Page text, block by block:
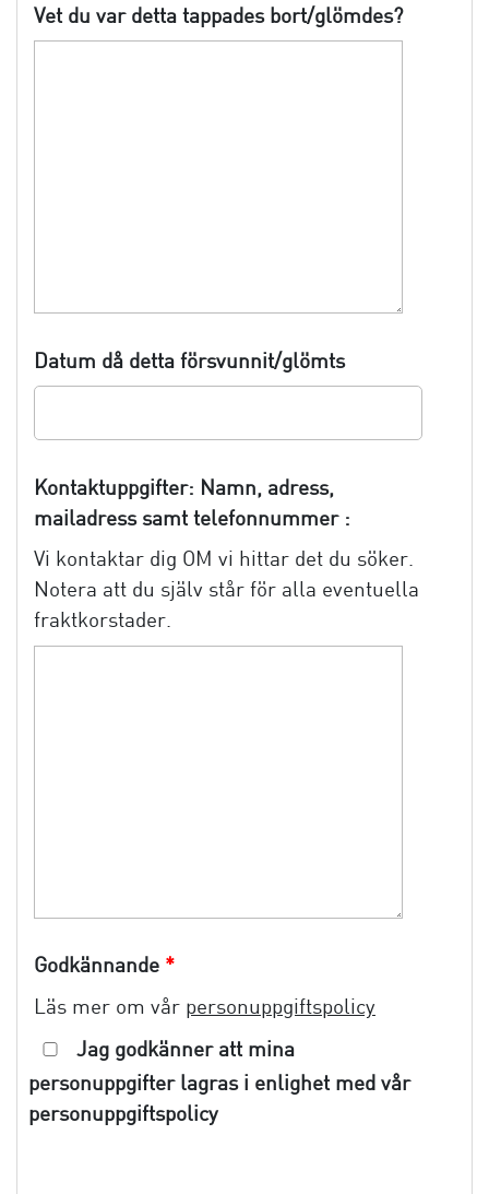
Vet du var detta tappades bort/glömdes?
Datum då detta försvunnit/glömts
Kontaktuppgifter: Namn, adress,
mailadress samt telefonnummer :
Vi kontaktar dig OM vi hittar det du söker.
Notera att du själv står för alla eventuella
fraktkorstader.
Godkännande *
Läs mer om vår personuppgiftspolicy
Jag godkänner att mina
personuppgifter lagras i enlighet med vår
personuppgiftspolicy